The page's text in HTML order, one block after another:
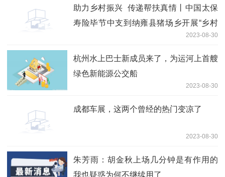
助力乡村振兴 传递帮扶真情丨中国太保
寿险毕节中支到纳雍县猪场乡开展“乡村
2023-08-30
杭州水上巴士新成员来了，为运河上首艘
绿色新能源公交船
2023-08-30
成都车展，这两个曾经的热门变凉了
2023-08-30
朱芳雨：胡金秋上场几分钟是有作用的
我也疑惑为何不继续用了